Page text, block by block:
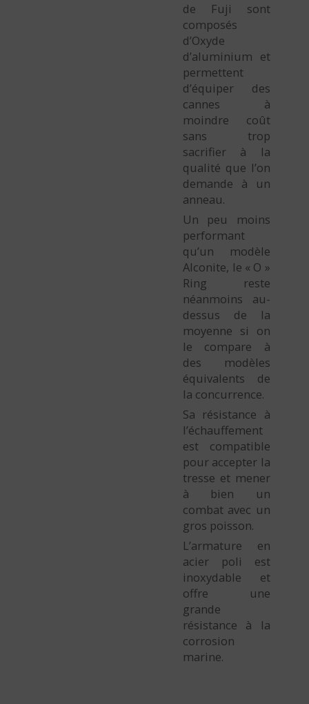
de Fuji sont
composés
d’Oxyde
d’aluminium et
permettent
d’équiper des
cannes à
moindre coût
sans trop
sacrifier à la
qualité que l’on
demande à un
anneau.
Un peu moins
performant
qu’un modèle
Alconite, le « O »
Ring reste
néanmoins au-
dessus de la
moyenne si on
le compare à
des modèles
équivalents de
la concurrence.
Sa résistance à
l’échauffement
est compatible
pour accepter la
tresse et mener
à bien un
combat avec un
gros poisson.
L’armature en
acier poli est
inoxydable et
offre une
grande
résistance à la
corrosion
marine.